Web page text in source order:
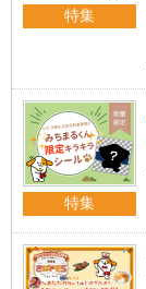
特集
特集